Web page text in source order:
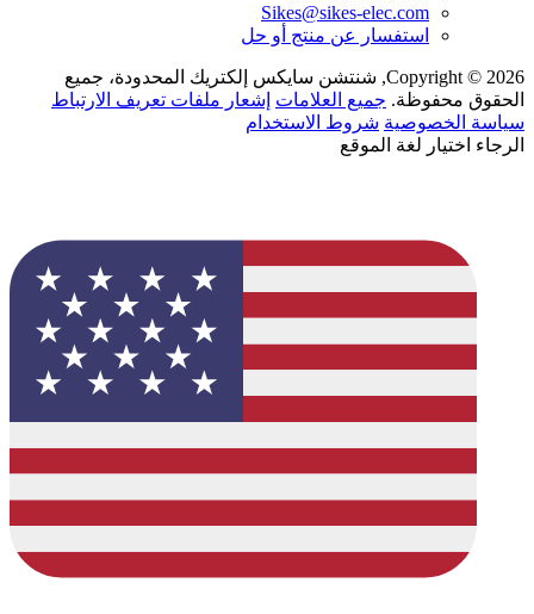
Sikes@sikes-elec.com
استفسار عن منتج أو حل
Copyright © 2026, شنتشن سايكس إلكتريك المحدودة، جميع
الحقوق محفوظة. جميع العلامات إشعار ملفات تعريف الارتباط
سياسة الخصوصية شروط الاستخدام
الرجاء اختيار لغة الموقع